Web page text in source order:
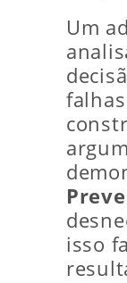
Um
isso